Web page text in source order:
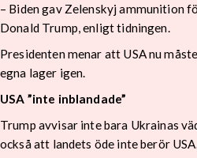
– Biden gav Zelenskyj ammunition
Donald Trump, enligt tidningen.
Presidenten menar att USA nu
egna lager igen.
USA ”inte inblandade”
Trump avvisar inte bara Ukrainas
också att landets öde inte berör